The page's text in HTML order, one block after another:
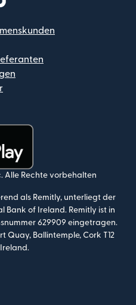
geöffnet)
Alle Rechte vorbehalten
als Remitly, unterliegt der
Bank of Ireland. Remitly ist in
629909 eingetragen.
Quay, Ballintemple, Cork T12
Ireland.